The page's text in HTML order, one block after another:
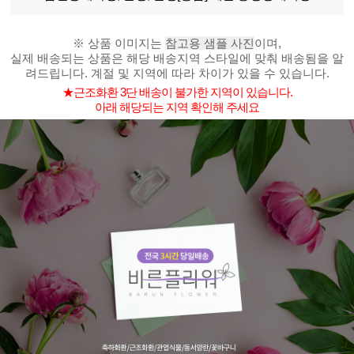
※ 상품 이미지는 참고용 샘플 사진이며,
실제 배송되는 상품은 해당 배송지역 스타일에 맞춰 배송됨을 알
려드립니다. 계절 및 지역에 따라 차이가 있을 수 있습니다.
★근조화환 3단 배송이 불가한 지역이 있습니다.
아래 해당되는 지역 확인해 주세요